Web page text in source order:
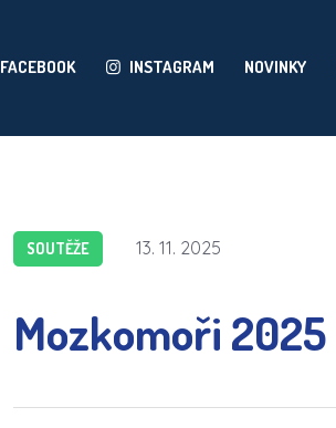
FACEBOOK INSTAGRAM NOVINKY
SOUTĚŽE 13. 11. 2025
Mozkomoři 2025